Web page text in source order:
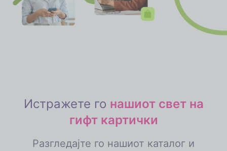
Истражете го нашиот свет на
гифт картички
Разгледајте го нашиот каталог и